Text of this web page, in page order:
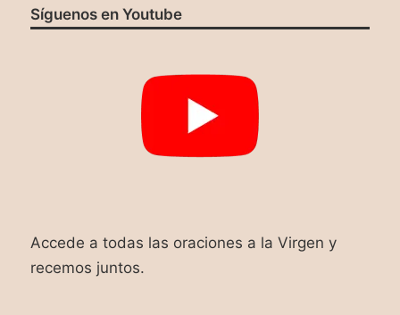
Síguenos en Youtube
Accede a todas las oraciones a la Virgen y
recemos juntos.